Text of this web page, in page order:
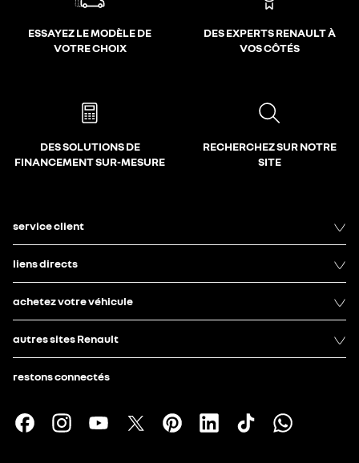
ESSAYEZ LE MODÈLE DE
VOTRE CHOIX
DES EXPERTS RENAULT À
VOS CÔTÉS
DES SOLUTIONS DE
FINANCEMENT SUR-MESURE
RECHERCHEZ SUR NOTRE
SITE
service client
liens directs
achetez votre véhicule
autres sites Renault
restons connectés